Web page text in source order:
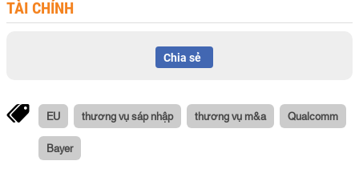
TÀI CHÍNH
Chia sẻ
EU thương vụ sáp nhập thương vụ m&a Qualcomm
Bayer